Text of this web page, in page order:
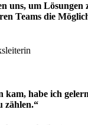
uns, um Lösungen
Teams die
kam, habe ich
zählen.“